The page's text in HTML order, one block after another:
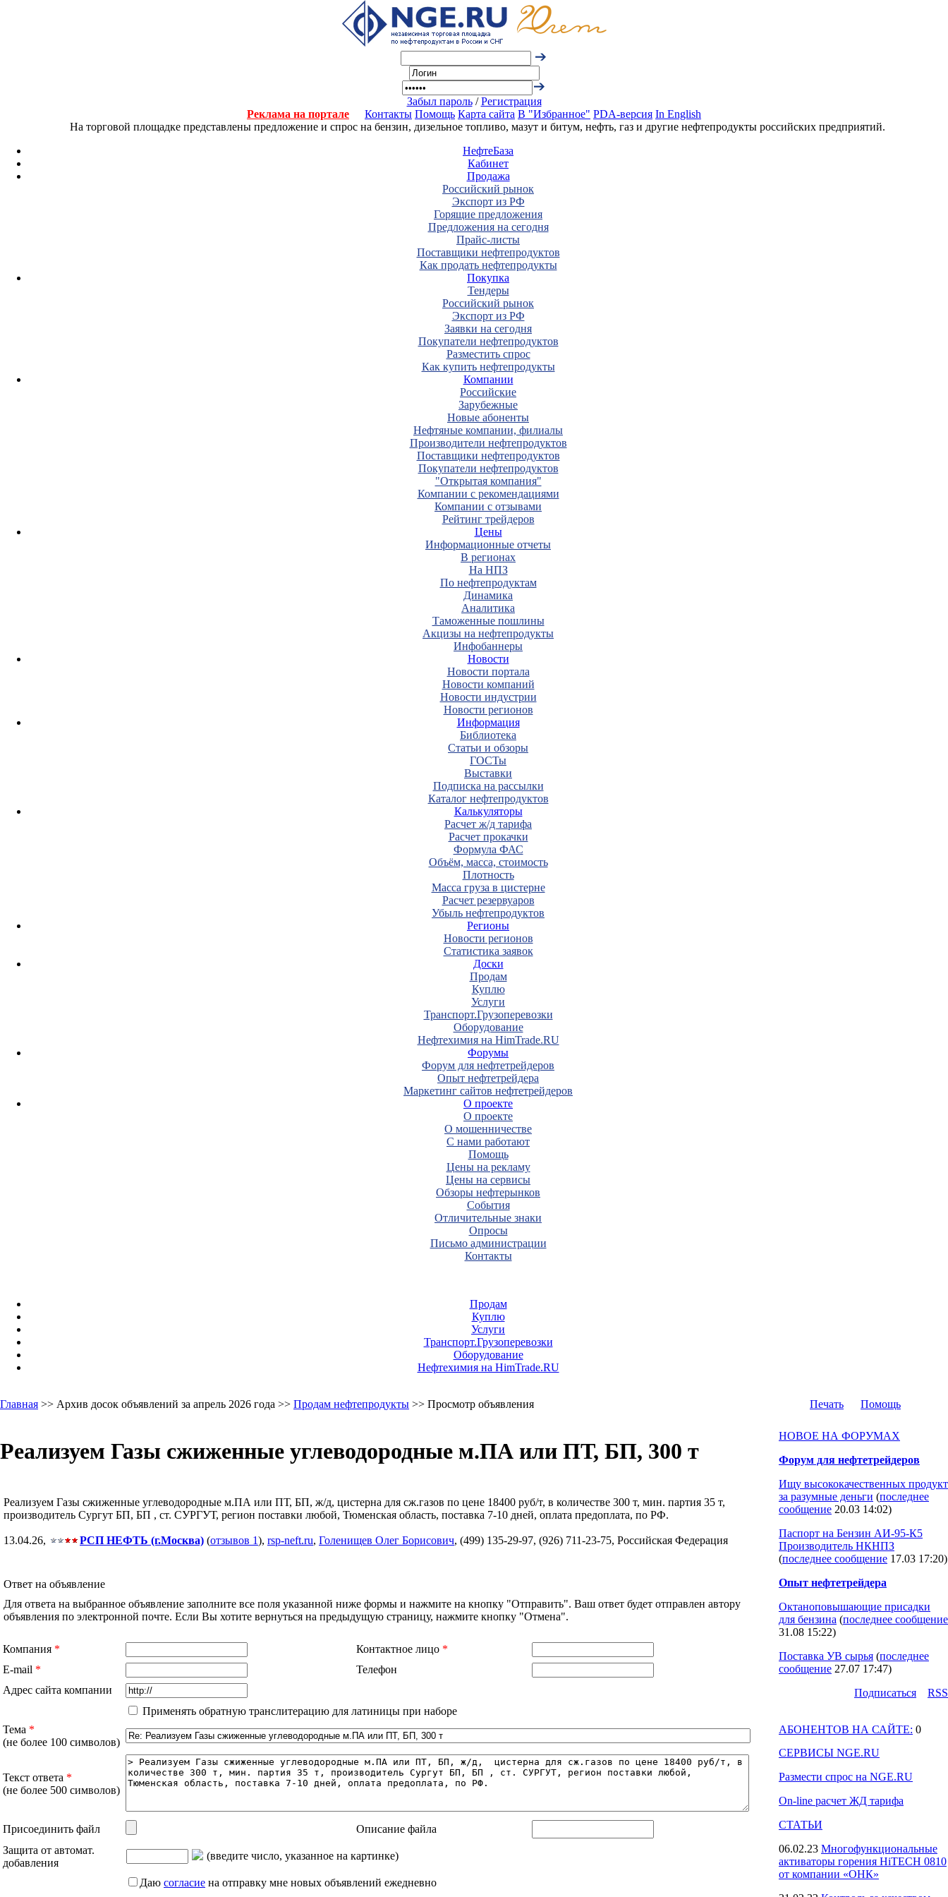
Забыл пароль/Регистрация
Реклама на портале
Контакты Помощь Карта сайта В "Избранное" PDA-версия In English
На торговой площадке представлены предложение и спрос на бензин, дизельное топливо, мазут и битум, нефть, газ и другие нефтепродукты российских предприятий.
НефтеБаза
Кабинет
Продажа
Российский рынок
Экспорт из РФ
Горящие предложения
Предложения на сегодня
Прайс-листы
Поставщики нефтепродуктов
Как продать нефтепродукты
Покупка
Тендеры
Российский рынок
Экспорт из РФ
Заявки на сегодня
Покупатели нефтепродуктов
Разместить спрос
Как купить нефтепродукты
Компании
Российские
Зарубежные
Новые абоненты
Нефтяные компании, филиалы
Производители нефтепродуктов
Поставщики нефтепродуктов
Покупатели нефтепродуктов
"Открытая компания"
Компании с рекомендациями
Компании с отзывами
Рейтинг трейдеров
Цены
Информационные отчеты
В регионах
На НПЗ
По нефтепродуктам
Динамика
Аналитика
Таможенные пошлины
Акцизы на нефтепродукты
Инфобаннеры
Новости
Новости портала
Новости компаний
Новости индустрии
Новости регионов
Информация
Библиотека
Статьи и обзоры
ГОСТы
Выставки
Подписка на рассылки
Каталог нефтепродуктов
Калькуляторы
Расчет ж/д тарифа
Расчет прокачки
Формула ФАС
Объём, масса, стоимость
Плотность
Масса груза в цистерне
Расчет резервуаров
Убыль нефтепродуктов
Регионы
Новости регионов
Статистика заявок
Доски
Продам
Куплю
Услуги
Транспорт.Грузоперевозки
Оборудование
Нефтехимия на HimTrade.RU
Форумы
Форум для нефтетрейдеров
Опыт нефтетрейдера
Маркетинг сайтов нефтетрейдеров
О проекте
О проекте
О мошенничестве
С нами работают
Помощь
Цены на рекламу
Цены на сервисы
Обзоры нефтерынков
События
Отличительные знаки
Опросы
Письмо администрации
Контакты
Продам
Куплю
Услуги
Транспорт.Грузоперевозки
Оборудование
Нефтехимия на HimTrade.RU
Главная >> Архив досок объявлений за апрель 2026 года >> Продам нефтепродукты >> Просмотр объявления Печать Помощь
Реализуем Газы сжиженные углеводородные м.ПА или ПТ, БП, 300 т
Реализуем Газы сжиженные углеводородные м.ПА или ПТ, БП, ж/д, цистерна для сж.газов по цене 18400 руб/т, в количестве 300 т, мин. партия 35 т,
производитель Сургут БП, БП , ст. СУРГУТ, регион поставки любой, Тюменская область, поставка 7-10 дней, оплата предоплата, по РФ.
13.04.26, РСП НЕФТЬ (г.Москва) (отзывов 1), rsp-neft.ru, Голенищев Олег Борисович, (499) 135-29-97, (926) 711-23-75, Российская Федерация
Ответ на объявление
Для ответа на выбранное объявление заполните все поля указанной ниже формы и нажмите на кнопку "Отправить". Ваш ответ будет отправлен автору
объявления по электронной почте. Если Вы хотите вернуться на предыдущую страницу, нажмите кнопку "Отмена".
Компания * Контактное лицо *
E-mail *
Телефон
Адрес сайта компании
Применять обратную транслитерацию для латиницы при наборе
Тема *
(не более 100 символов)
Текст ответа *
(не более 500 символов)
Присоединить файл
Описание файла
Защита от автомат.
добавления
(введите число, указанное на картинке)
Даю согласие на отправку мне новых объявлений ежедневно
НОВОЕ НА ФОРУМАХ
Форум для нефтетрейдеров
Ищу высококачественных продукт
за разумные деньги (последнее
сообщение 20.03 14:02)
Паспорт на Бензин АИ-95-К5
Производитель НКНПЗ
(последнее сообщение 17.03 17:20)
Опыт нефтетрейдера
Октаноповышающие присадки
для бензина (последнее сообщение
31.08 15:22)
Поставка УВ сырья (последнее
сообщение 27.07 17:47)
Подпиcаться
RSS
АБОНЕНТОВ НА САЙТЕ: 0
СЕРВИСЫ NGE.RU
Размести спрос на NGE.RU
On-line расчет ЖД тарифа
СТАТЬИ
06.02.23 Многофункциональные
активаторы горения HiTECH 0810
от компании «ОНК»